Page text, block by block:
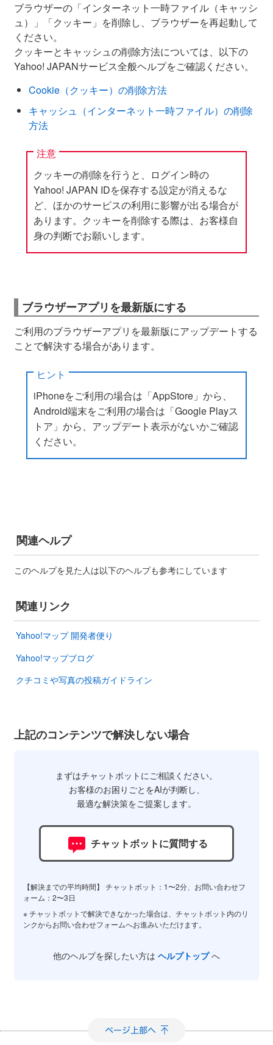
ブラウザーの「インターネット一時ファイル（キャッシ
ュ）」「クッキー」を削除し、ブラウザーを再起動して
ください。
クッキーとキャッシュの削除方法については、以下の
Yahoo! JAPANサービス全般ヘルプをご確認ください。
Cookie（クッキー）の削除方法
キャッシュ（インターネット一時ファイル）の削除
方法
注意
クッキーの削除を行うと、ログイン時の
Yahoo! JAPAN IDを保存する設定が消えるな
ど、ほかのサービスの利用に影響が出る場合が
あります。クッキーを削除する際は、お客様自
身の判断でお願いします。
ブラウザーアプリを最新版にする
ご利用のブラウザーアプリを最新版にアップデートする
ことで解決する場合があります。
ヒント
iPhoneをご利用の場合は「AppStore」から、
Android端末をご利用の場合は「Google Playス
トア」から、アップデート表示がないかご確認
ください。
関連ヘルプ
このヘルプを見た人は以下のヘルプも参考にしています
関連リンク
Yahoo!マップ 開発者便り
Yahoo!マップブログ
クチコミや写真の投稿ガイドライン
上記のコンテンツで解決しない場合
まずはチャットボットにご相談ください。
お客様のお困りごとをAIが判断し、
最適な解決策をご提案します。
チャットボットに質問する
【解決までの平均時間】 チャットボット：1〜2分、お問い合わせフ
ォーム：2〜3日
※ チャットボットで解決できなかった場合は、チャットボット内のリ
ンクからお問い合わせフォームへお進みいただけます。
他のヘルプを探したい方は ヘルプトップへ